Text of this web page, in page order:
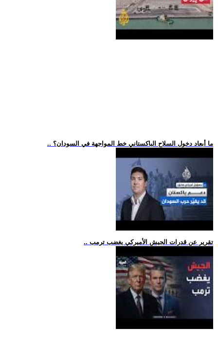
.. ما أبعاد دخول السلاح الباكستاني خط المواجهة في السودان؟
.. تقرير عن قدرات الجيش الأميركي يغضب ترمب